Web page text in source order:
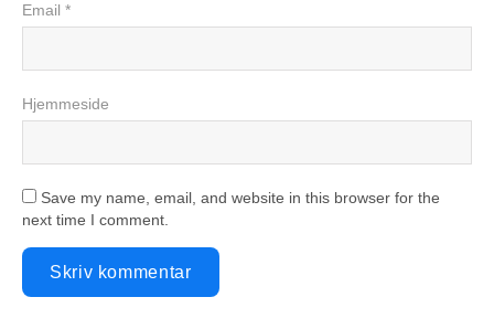
Email *
Hjemmeside
Save my name, email, and website in this browser for the
next time I comment.